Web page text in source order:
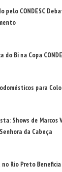
pelo CONDESC
do Bi na Copa
para
Shows de Marcos
da Cabeça
Rio Preto